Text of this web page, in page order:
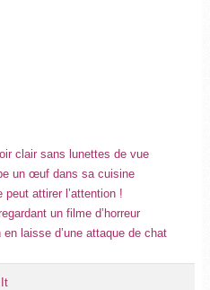
clair sans lunettes de vue
un œuf dans sa cuisine
peut attirer l’attention !
un filme d’horreur
laisse d’une attaque de chat